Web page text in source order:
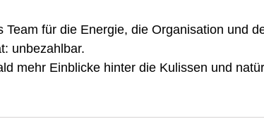
Team für die Energie, die Organisation und
unbezahlbar.
mehr Einblicke hinter die Kulissen und